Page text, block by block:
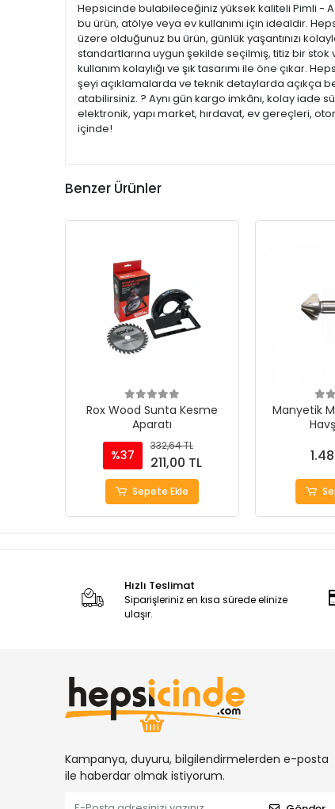
Hepsicinde bulabileceğiniz yüksek kaliteli Pimli -
bu ürün, atölye veya ev kullanımı için idealdir.
üzere olduğunuz bu ürün, günlük yaşantınızı
standartlarına uygun şekilde seçilmiş, titiz bir stok
kullanım kolaylığı ve şık tasarımı ile öne
şeyi açıklamalarda ve teknik detaylarda açıkça
atabilirsiniz. ? Aynı gün kargo imkânı, kolay iade
elektronik, yapı market, hırdavat, ev gereçleri,
içinde!
Benzer Ürünler
Rox Wood Sunta Kesme
Aparatı
%37
332,64 TL
211,00 TL
Sepete Ekle
Manyetik
Hızlı Teslimat
Siparişleriniz en kısa sürede elinize
ulaşır.
Kampanya, duyuru, bilgilendirmelerden e-posta
ile haberdar olmak istiyorum.